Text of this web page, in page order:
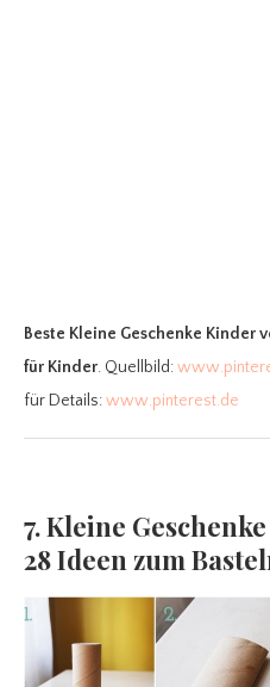
Beste Kleine Geschenke Kinder
für Kinder. Quellbild:
für Details:www.pinterest.de
7. Kleine
28 Ideen zum